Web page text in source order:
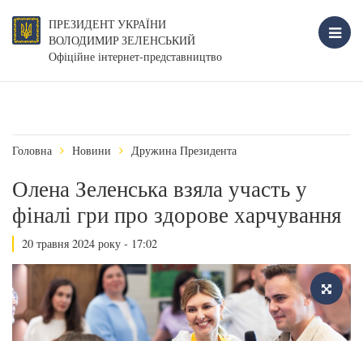
ПРЕЗИДЕНТ УКРАЇНИ
ВОЛОДИМИР ЗЕЛЕНСЬКИЙ
Офіційне інтернет-представництво
Головна Новини Дружина Президента
Олена Зеленська взяла участь у
фіналі гри про здорове харчування
20 травня 2024 року - 17:02